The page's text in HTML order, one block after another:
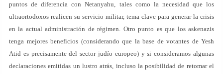
puntos de diferencia con Netanyahu, tales como la necesidad que los
ultraortodoxos realicen su servicio militar, tema clave para generar la crisis
en la actual administración de régimen. Otro punto es que los askenazis
tenga mejores beneficios (considerando que la base de votantes de Yesh
Atid es precisamente del sector judío europeo) y si consideramos algunas
declaraciones emitidas un lustro atrás, incluso la posibilidad de retomar el